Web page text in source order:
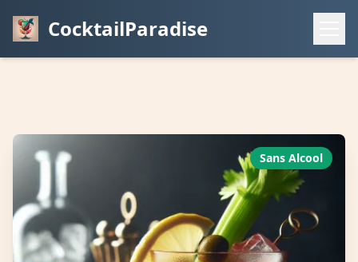
CocktailParadise
Sans Alcool